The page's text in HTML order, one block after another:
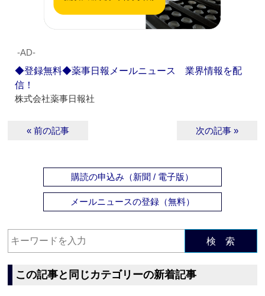
‐AD‐
◆登録無料◆薬事日報メールニュース 業界情報を配
信！
株式会社薬事日報社
« 前の記事 次の記事 »
購読の申込み（新聞 / 電子版）
メールニュースの登録（無料）
検 索
この記事と同じカテゴリーの新着記事